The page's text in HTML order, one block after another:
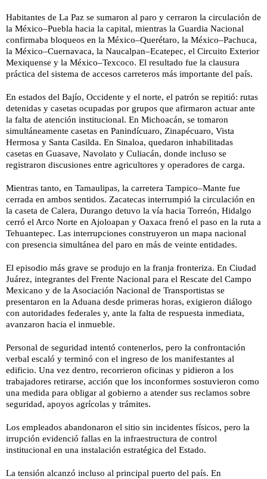
Habitantes de La Paz se sumaron al paro y cerraron la circulación de
la México–Puebla hacia la capital, mientras la Guardia Nacional
confirmaba bloqueos en la México–Querétaro, la México–Pachuca,
la México–Cuernavaca, la Naucalpan–Ecatepec, el Circuito Exterior
Mexiquense y la México–Texcoco. El resultado fue la clausura
práctica del sistema de accesos carreteros más importante del país.
En estados del Bajío, Occidente y el norte, el patrón se repitió: rutas
detenidas y casetas ocupadas por grupos que afirmaron actuar ante
la falta de atención institucional. En Michoacán, se tomaron
simultáneamente casetas en Panindícuaro, Zinapécuaro, Vista
Hermosa y Santa Casilda. En Sinaloa, quedaron inhabilitadas
casetas en Guasave, Navolato y Culiacán, donde incluso se
registraron discusiones entre agricultores y operadores de carga.
Mientras tanto, en Tamaulipas, la carretera Tampico–Mante fue
cerrada en ambos sentidos. Zacatecas interrumpió la circulación en
la caseta de Calera, Durango detuvo la vía hacia Torreón, Hidalgo
cerró el Arco Norte en Ajoloapan y Oaxaca frenó el paso en la ruta a
Tehuantepec. Las interrupciones construyeron un mapa nacional
con presencia simultánea del paro en más de veinte entidades.
El episodio más grave se produjo en la franja fronteriza. En Ciudad
Juárez, integrantes del Frente Nacional para el Rescate del Campo
Mexicano y de la Asociación Nacional de Transportistas se
presentaron en la Aduana desde primeras horas, exigieron diálogo
con autoridades federales y, ante la falta de respuesta inmediata,
avanzaron hacia el inmueble.
Personal de seguridad intentó contenerlos, pero la confrontación
verbal escaló y terminó con el ingreso de los manifestantes al
edificio. Una vez dentro, recorrieron oficinas y pidieron a los
trabajadores retirarse, acción que los inconformes sostuvieron como
una medida para obligar al gobierno a atender sus reclamos sobre
seguridad, apoyos agrícolas y trámites.
Los empleados abandonaron el sitio sin incidentes físicos, pero la
irrupción evidenció fallas en la infraestructura de control
institucional en una instalación estratégica del Estado.
La tensión alcanzó incluso al principal puerto del país. En